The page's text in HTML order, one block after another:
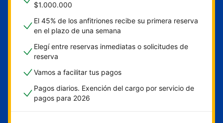
$1.000.000
El 45% de los anfitriones recibe su primera reserva
en el plazo de una semana
Elegí entre reservas inmediatas o solicitudes de
reserva
Vamos a facilitar tus pagos
Pagos diarios. Exención del cargo por servicio de
pagos para 2026